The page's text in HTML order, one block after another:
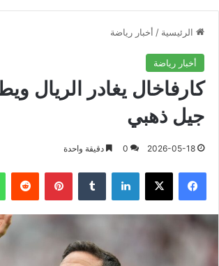
الرئيسية / أخبار رياضة
أخبار رياضة
كارفاخال يغادر الريال
جيل ذهبي
2026-05-18
0 دقيقة واحدة
فيسبوك X لينكدإن بينتيريست